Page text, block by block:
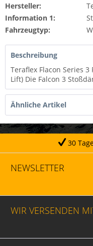
Hersteller:
Information 1:
Fahrzeugtyp:
Beschreibung
Teraflex Flacon Series 3
Lift) Die Falcon 3
Ähnliche Artikel
Geld zurück Garantie
NEWSLETTER
WIR VERSENDEN